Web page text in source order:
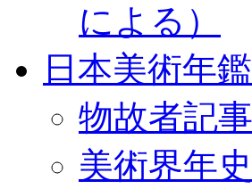
による）
日本美術年鑑
物故者記事
美術界年史